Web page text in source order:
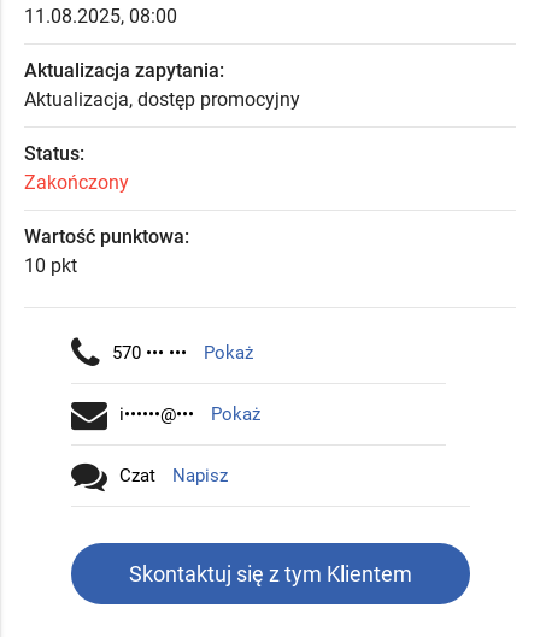
11.08.2025, 08:00
Aktualizacja zapytania:
Aktualizacja, dostęp promocyjny
Status:
Zakończony
Wartość punktowa:
10 pkt
570 ••• ••• Pokaż
i••••••@••• Pokaż
Czat Napisz
Skontaktuj się z tym Klientem